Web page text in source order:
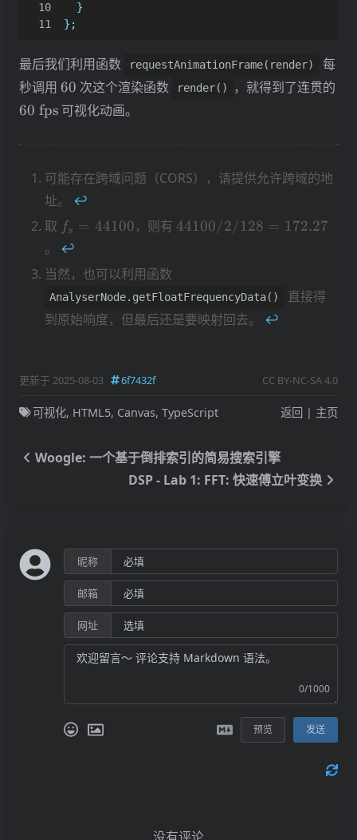
}
};
最后我们利用函数 requestAnimationFrame(render)
每
秒调用 60
60 次这个渲染函数 render()
，就得到了连贯的
60\
60 fps 可视化动画。
可能存在跨域问题（CORS），请提供允许跨域的地
址。 ↩︎
取 f_s=44100
fs = 44100，则有 44100/2/128
44100/2/128 = 172.27
。 ↩︎
当然，也可以利用函数
AnalyserNode.getFloatFrequencyData()
直接得
到原始响度，但最后还是要映射回去。 ↩︎
更新于 2025-08-03 6f7432f CC BY-NC-SA 4.0
可视化, HTML5, Canvas,TypeScript 返回 | 主页
Woogle: 一个基于倒排索引的简易搜索引擎
DSP - Lab 1: FFT: 快速傅立叶变换
昵称
邮箱
网址
0/1000
预览 发送
没有评论